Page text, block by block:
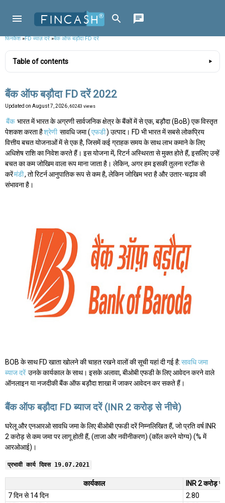
फिनकैश»FD ब्याज़ दरें»बैंक ऑफ बड़ौदा FD दरें
Table of contents
बैंक ऑफ बड़ौदा FD दरें 2022
Updated on August 7, 2026 , 60243 views
बैंक भारत में भारत के अग्रणी सार्वजनिक क्षेत्र के बैंकों में से एक, बड़ौदा (BoB) एक विस्तृत
पेशकश करता हैश्रेणी सावधि जमा (एफडी) उत्पाद। FD भी भारत में सबसे लोकप्रिय
वित्तीय बचत योजनाओं में से एक है, जिसमें कई ग्राहक समय के साथ लाभ कमाने के लिए
अधिशेष राशि का निवेश करते हैं। इस योजना में, रिटर्न अस्थिरता से मुक्त होते हैं, इसलिए उन्हें
बचत का कम जोखिम वाला रूप माना जाता है। लेकिन, अगर हम इसकी तुलना स्टॉक से
करेंमंडी, तो रिटर्न आनुपातिक रूप से कम है, लेकिन जोखिम भरा है और उतार-चढ़ाव की
संभावना है।
BOB के साथ FD खाता खोलने की चाहत रखने वालों की सूची यहां दी गई है:सावधि जमा
ब्याज दरें उनके कार्यकाल के साथ। इसके अलावा, बीओबी एफडी के लिए आवेदन करने वाले
ऑनलाइन या नजदीकी बैंक ऑफ बड़ौदा शाखा में जाकर आवेदन कर सकते हैं।
बैंक ऑफ बड़ौदा FD ब्याज दरें (INR 2 करोड़ से नीचे)
घरेलू और एनआरओ सावधि जमा के लिए बीओबी एफडी दरें निम्नलिखित हैं, जो प्रति वर्ष INR
2 करोड़ से कम जमा पर लागू होती हैं, (ताजा और नवीनीकरण) (कॉल करने योग्य) (% में
आरओआई)।
प्रभावी कार्य दिवस 19.07.2021
कार्यकाल
INR 2 करोड़ से
7 दिन से 14 दिन
2.80